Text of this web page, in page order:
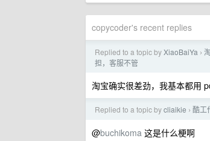
copycoder's recent replies
Replied to a topic byXiaoBaiYa ›
担，客服不管
淘宝确实很差劲，我基本都用
Replied to a topic bycliaikie › 酷工
@buchikoma 这是什么梗啊